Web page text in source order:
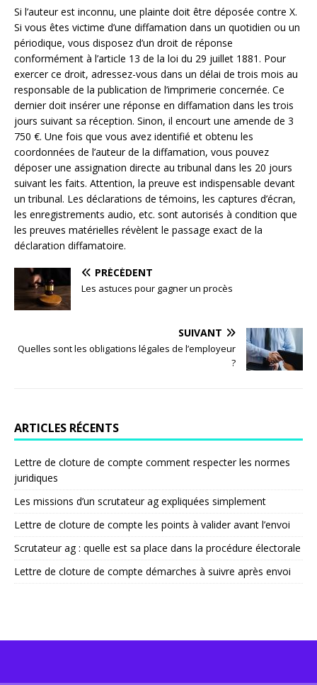
Si l’auteur est inconnu, une plainte doit être déposée contre X.
Si vous êtes victime d’une diffamation dans un quotidien ou un
périodique, vous disposez d’un droit de réponse
conformément à l’article 13 de la loi du 29 juillet 1881. Pour
exercer ce droit, adressez-vous dans un délai de trois mois au
responsable de la publication de l’imprimerie concernée. Ce
dernier doit insérer une réponse en diffamation dans les trois
jours suivant sa réception. Sinon, il encourt une amende de 3
750 €. Une fois que vous avez identifié et obtenu les
coordonnées de l’auteur de la diffamation, vous pouvez
déposer une assignation directe au tribunal dans les 20 jours
suivant les faits. Attention, la preuve est indispensable devant
un tribunal. Les déclarations de témoins, les captures d’écran,
les enregistrements audio, etc. sont autorisés à condition que
les preuves matérielles révèlent le passage exact de la
déclaration diffamatoire.
PRÉCÉDENT
Les astuces pour gagner un procès
SUIVANT
Quelles sont les obligations légales de l’employeur
?
ARTICLES RÉCENTS
Lettre de cloture de compte comment respecter les normes
juridiques
Les missions d’un scrutateur ag expliquées simplement
Lettre de cloture de compte les points à valider avant l’envoi
Scrutateur ag : quelle est sa place dans la procédure électorale
Lettre de cloture de compte démarches à suivre après envoi